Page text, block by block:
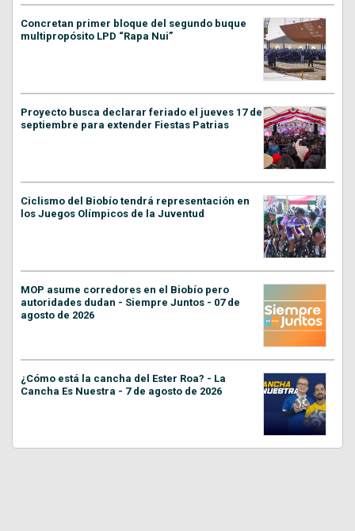
Concretan primer bloque del segundo buque
multipropósito LPD “Rapa Nui”
Proyecto busca declarar feriado el jueves 17 de
septiembre para extender Fiestas Patrias
Ciclismo del Biobío tendrá representación en
los Juegos Olímpicos de la Juventud
MOP asume corredores en el Biobío pero
autoridades dudan - Siempre Juntos - 07 de
agosto de 2026
¿Cómo está la cancha del Ester Roa? - La
Cancha Es Nuestra - 7 de agosto de 2026